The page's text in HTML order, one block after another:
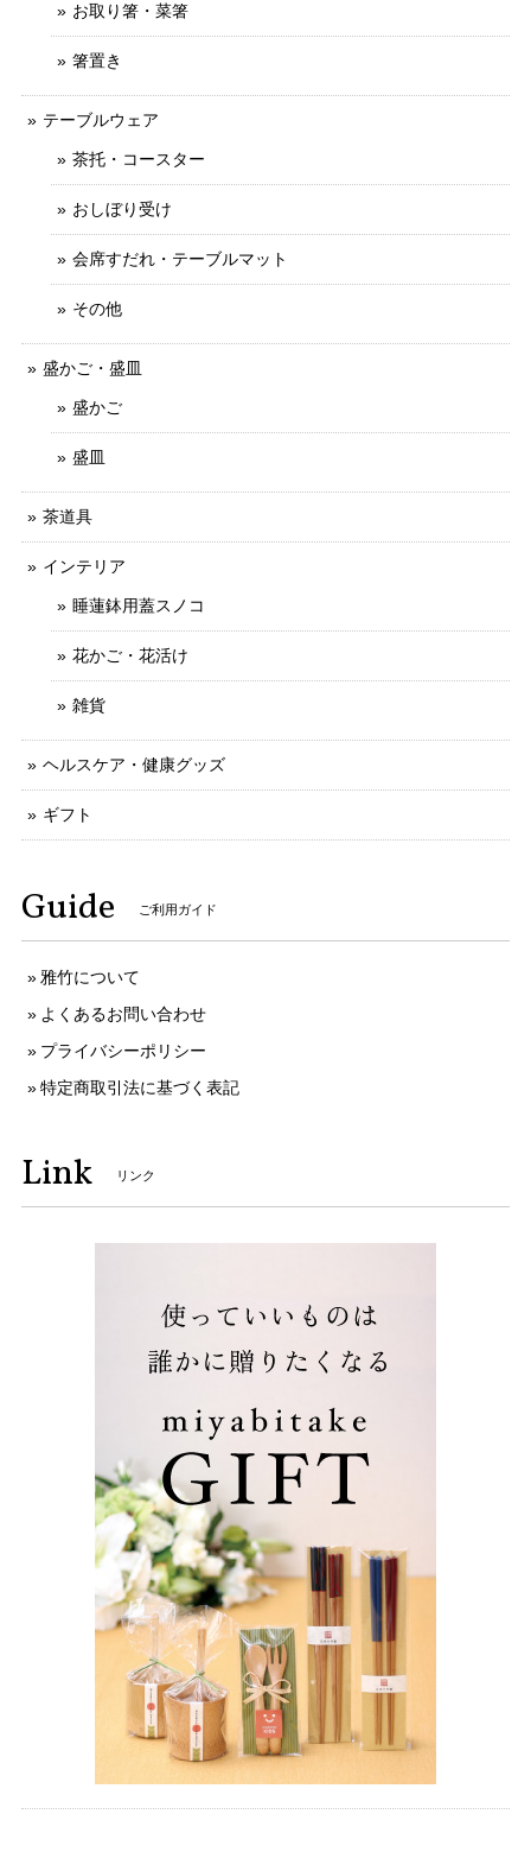
お取り箸・菜箸
箸置き
テーブルウェア
茶托・コースター
おしぼり受け
会席すだれ・テーブルマット
その他
盛かご・盛皿
盛かご
盛皿
茶道具
インテリア
睡蓮鉢用蓋スノコ
花かご・花活け
雑貨
ヘルスケア・健康グッズ
ギフト
Guide ご利用ガイド
雅竹について
よくあるお問い合わせ
プライバシーポリシー
特定商取引法に基づく表記
Link リンク